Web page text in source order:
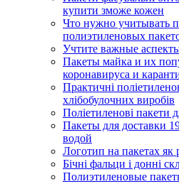
купити зможе кожен
Что нужно учитывать
полиэтиленовых
Учтите важные
Пакеты майка и их
коронавируса и
Практичні
хлібобулочних виробів
Поліетиленові пакети
Пакеты для доставки
водой
Логотип на пакетах як
Бічні фальци і донні
Полиэтиленовые